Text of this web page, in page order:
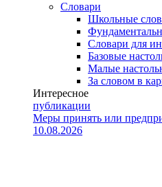
Словари
Школьные
Словари для
Базовые
Малые
За словом в
Интересное
публикации
Меры принять или
10.08.2026